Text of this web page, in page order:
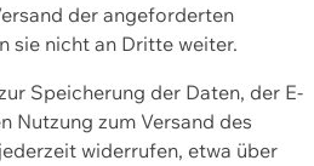
der angeforderten
sie nicht an Dritte weiter.
Speicherung der Daten, der E-
Nutzung zum Versand des
widerrufen, etwa über